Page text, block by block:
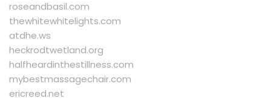
roseandbasil.com
thewhitewhitelights.com
atdhe.ws
heckrodtwetland.org
halfheardinthestillness.com
mybestmassagechair.com
ericreed.net